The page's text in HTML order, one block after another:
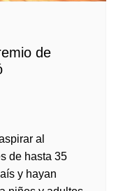
de
al
de hasta 35
y hayan